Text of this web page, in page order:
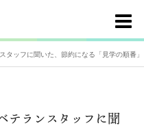
タッフに聞いた、節約になる「見学の順番」
テランスタッフに聞